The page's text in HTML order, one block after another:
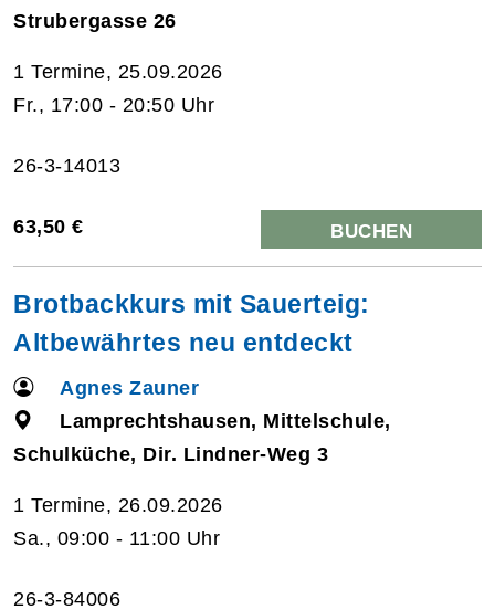
Strubergasse 26
1 Termine, 25.09.2026
Fr., 17:00 - 20:50 Uhr
26-3-14013
63,50 € BUCHEN
Brotbackkurs mit Sauerteig:
Altbewährtes neu entdeckt
Agnes Zauner
Lamprechtshausen, Mittelschule,
Schulküche, Dir. Lindner-Weg 3
1 Termine, 26.09.2026
Sa., 09:00 - 11:00 Uhr
26-3-84006